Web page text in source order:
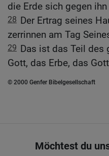
die Erde sich gegen
28 Der Ertrag seines
zerrinnen am Tag
29 Das ist das Teil des
Gott, das Erbe, das
© 2000 Genfer Bibelgesellschaft
Möchtest du